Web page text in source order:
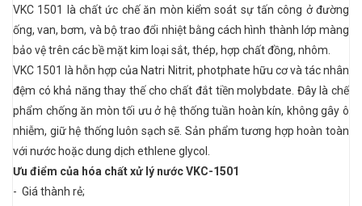
VKC 1501 là chất ức chế ăn mòn kiểm soát sự tấn công ở đường
ống, van, bơm, và bộ trao đổi nhiệt bằng cách hình thành lớp màng
bảo vệ trên các bề mặt kim loại sắt, thép, hợp chất đồng, nhôm.
VKC 1501 là hỗn hợp của Natri Nitrit, photphate hữu cơ và tác nhân
đệm có khả năng thay thế cho chất đắt tiền molybdate. Đây là chế
phẩm chống ăn mòn tối ưu ở hệ thống tuần hoàn kín, không gây ô
nhiễm, giữ hệ thống luôn sạch sẽ. Sản phẩm tương hợp hoàn toàn
với nước hoặc dung dịch ethlene glycol.
Ưu điểm của hóa chất xử lý nước VKC-1501
- Giá thành rẻ;